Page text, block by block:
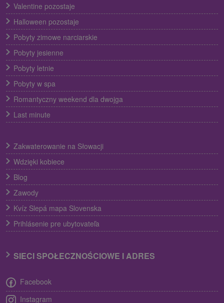
Valentine pozostaje
Halloween pozostaje
Pobyty zimowe narciarskie
Pobyty jesienne
Pobyty letnie
Pobyty w spa
Romantyczny weekend dla dwojga
Last minute
Zakwaterowanie na Słowacji
Wdzięki kobiece
Blog
Zawody
Kvíz Slepá mapa Slovenska
Prihlásenie pre ubytovateľa
SIECI SPOŁECZNOŚCIOWE I ADRES
Facebook
Instagram